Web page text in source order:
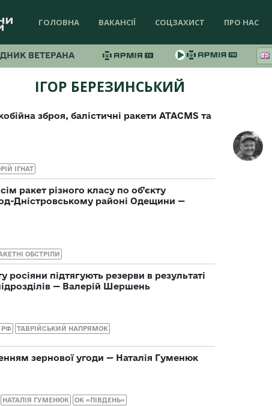
ГОЛОВНА ВАКАНСІЇ СОЦЗАХИСТ ПРО НАС
ВЕТЕРАНА
ІГОР БЕРЕЗИНСЬКИЙ
зброя, балістичні ракети ATACMS та
ІГНАТ
ракет різного класу по об’єкту
Дністровському районі Одещини —
ОБСТРІЛИ
росіяни підтягують резерви в результаті
— Валерій Шершень
РФ ТАВРІЙСЬКИЙ НАПРЯМОК
зернової угоди — Наталія Гуменюк
НАТАЛІЯ ГУМЕНЮК ОК «ПІВДЕНЬ»